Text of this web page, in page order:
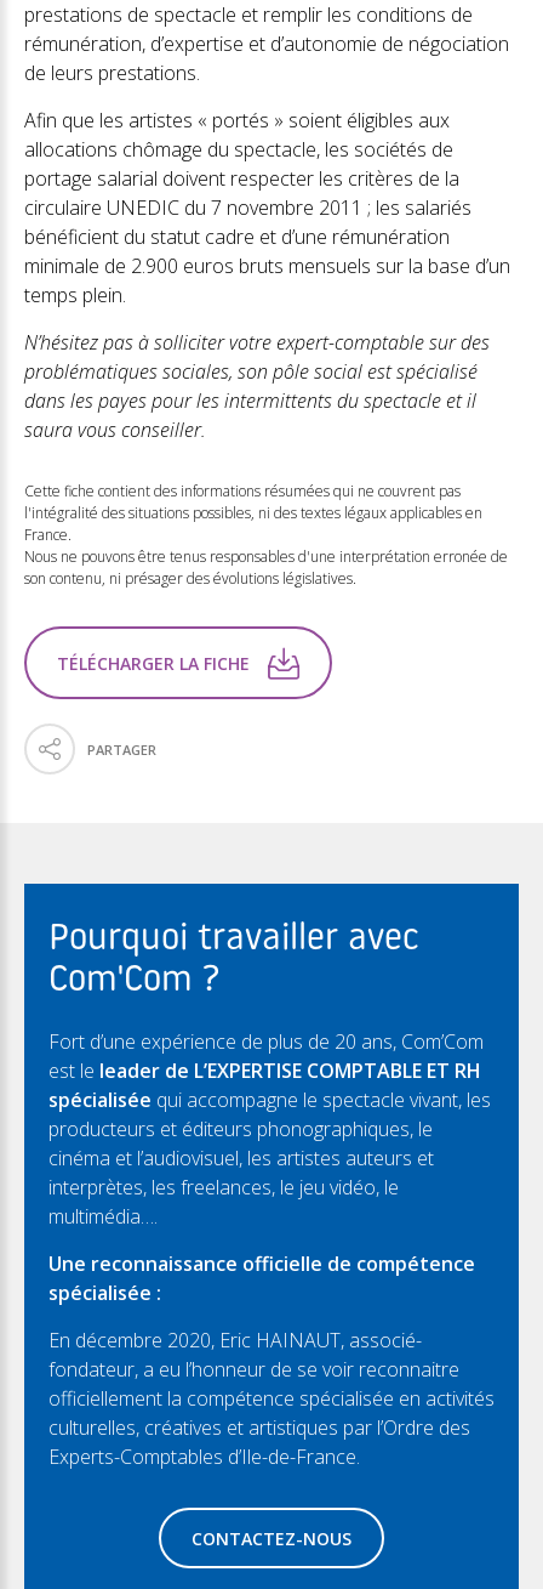
prestations de spectacle et remplir les conditions de
rémunération, d’expertise et d’autonomie de négociation
de leurs prestations.
Afin que les artistes « portés » soient éligibles aux
allocations chômage du spectacle, les sociétés de
portage salarial doivent respecter les critères de la
circulaire UNEDIC du 7 novembre 2011 ; les salariés
bénéficient du statut cadre et d’une rémunération
minimale de 2.900 euros bruts mensuels sur la base d’un
temps plein.
N’hésitez pas à solliciter votre expert-comptable sur des
problématiques sociales, son pôle social est spécialisé
dans les payes pour les intermittents du spectacle et il
saura vous conseiller.
Cette fiche contient des informations résumées qui ne couvrent pas
l'intégralité des situations possibles, ni des textes légaux applicables en
France.
Nous ne pouvons être tenus responsables d'une interprétation erronée de
son contenu, ni présager des évolutions législatives.
PARTAGER
TÉLÉCHARGER LA FICHE
Pourquoi travailler avec
Com'Com ?
Fort d’une expérience de plus de 20 ans, Com’Com
est le leader de L’EXPERTISE COMPTABLE ET RH
spécialisée qui accompagne le spectacle vivant, les
producteurs et éditeurs phonographiques, le
cinéma et l’audiovisuel, les artistes auteurs et
interprètes, les freelances, le jeu vidéo, le
multimédia….
Une reconnaissance officielle de compétence
spécialisée :
En décembre 2020, Eric HAINAUT, associé-
fondateur, a eu l’honneur de se voir reconnaitre
officiellement la compétence spécialisée en activités
culturelles, créatives et artistiques par l’Ordre des
Experts-Comptables d’Ile-de-France.
CONTACTEZ-NOUS